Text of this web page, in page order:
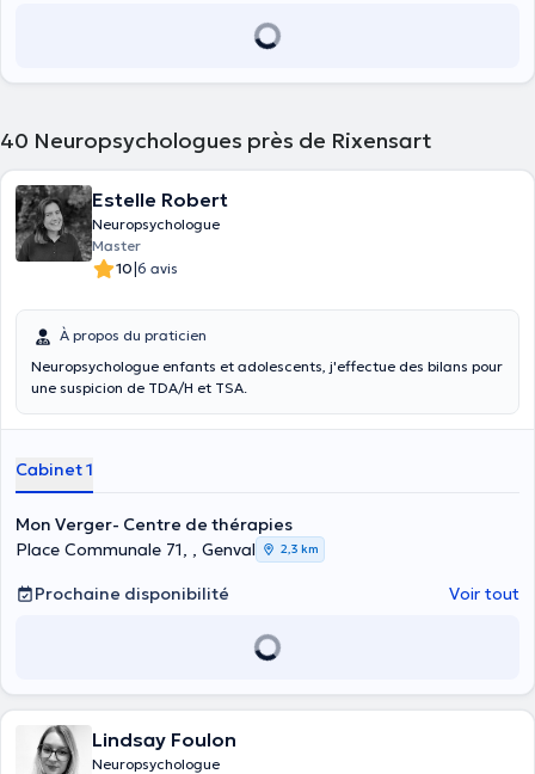
40 Neuropsychologues près de Rixensart
Estelle Robert
Neuropsychologue
Master
10|6 avis
À propos du praticien
Neuropsychologue enfants et adolescents, j'effectue des bilans pour
une suspicion de TDA/H et TSA.
Cabinet 1
Mon Verger- Centre de thérapies
Place Communale 71, , Genval
2,3 km
Prochaine disponibilité Voir tout
Lindsay Foulon
Neuropsychologue